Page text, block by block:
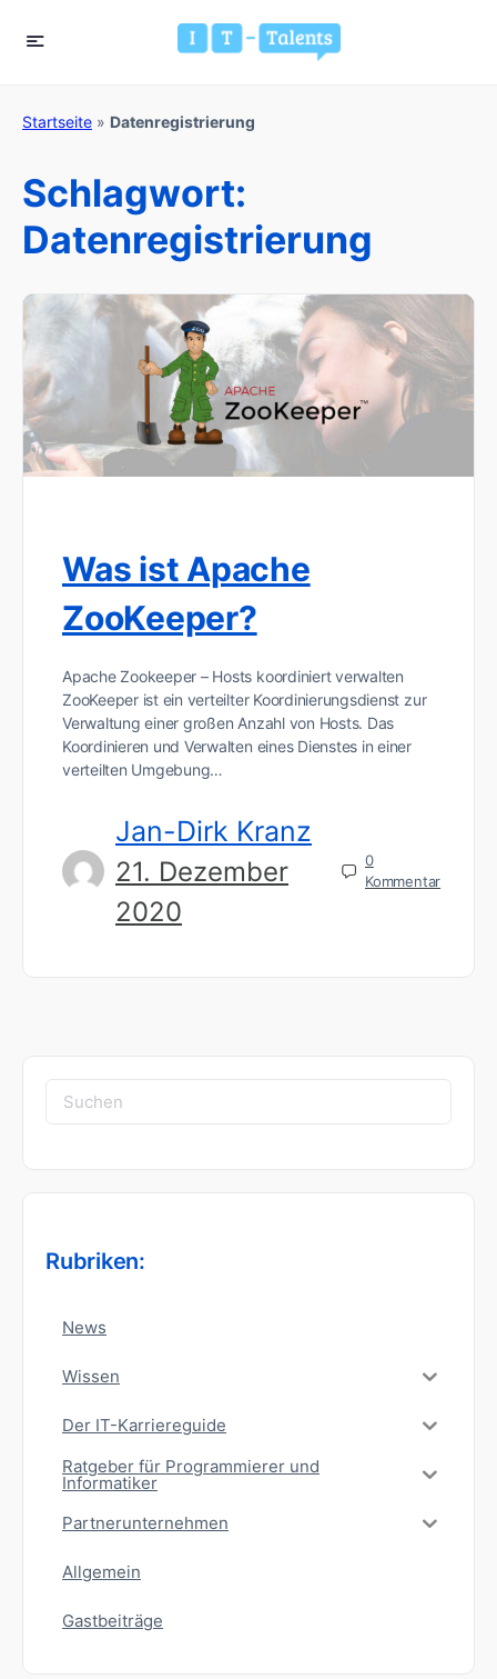
Startseite » Datenregistrierung
Schlagwort:
Datenregistrierung
Was ist Apache
ZooKeeper?
Apache Zookeeper – Hosts koordiniert verwalten
ZooKeeper ist ein verteilter Koordinierungsdienst zur
Verwaltung einer großen Anzahl von Hosts. Das
Koordinieren und Verwalten eines Dienstes in einer
verteilten Umgebung…
Jan-Dirk Kranz
21. Dezember
2020
0
Kommentar
Suchen
nach:
Rubriken:
News
Wissen
Der IT-Karriereguide
Ratgeber für Programmierer und
Informatiker
Partnerunternehmen
Allgemein
Gastbeiträge